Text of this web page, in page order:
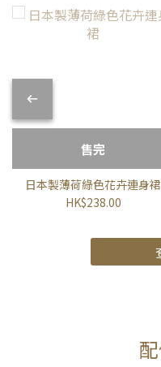
售完
日本製薄荷綠色花卉連身裙
HK$238.00